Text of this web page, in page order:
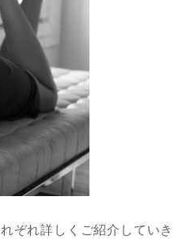
ぞれ詳しくご紹介していき